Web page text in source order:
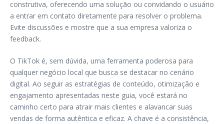
construtiva, oferecendo uma solução ou convidando o usuário
a entrar em contato diretamente para resolver o problema.
Evite discussões e mostre que a sua empresa valoriza o
feedback.
O TikTok é, sem dúvida, uma ferramenta poderosa para
qualquer negócio local que busca se destacar no cenário
digital. Ao seguir as estratégias de conteúdo, otimização e
engajamento apresentadas neste guia, você estará no
caminho certo para atrair mais clientes e alavancar suas
vendas de forma autêntica e eficaz. A chave é a consistência,